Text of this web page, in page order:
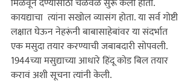
मिळवून देण्यासाठी चळवळ सुरू केली होती.
कायद्याचा  त्यांना सखोल व्यासंग होता. या सर्व गोष्टी
लक्षात घेऊन नेहरूंनी बाबासाहेबांवर या संदर्भात
एक मसुदा तयार करण्याची जबाबदारी सोपवली.
1944च्या मसुद्याच्या आधारे हिंदू कोड बिल तयार
करावं अशी सूचना त्यांनी केली.